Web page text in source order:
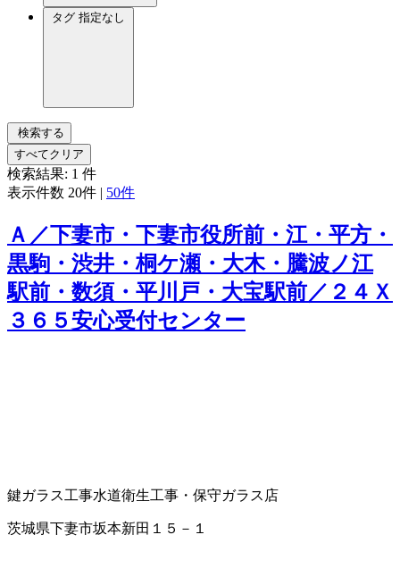
タグ 指定なし
検索する
すべてクリア
検索結果: 1 件
表示件数 20件 | 50件
Ａ／下妻市・下妻市役所前・江・平方・
黒駒・渋井・桐ケ瀬・大木・騰波ノ江
駅前・数須・平川戸・大宝駅前／２４Ｘ
３６５安心受付センター
鍵ガラス工事水道衛生工事・保守ガラス店
茨城県下妻市坂本新田１５－１